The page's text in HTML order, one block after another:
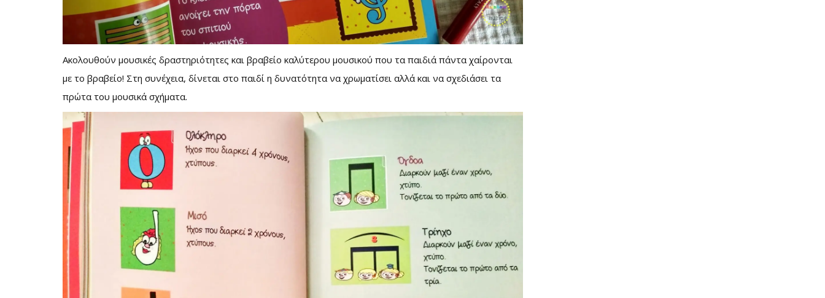
Ακολουθούν μουσικές δραστηριότητες και βραβείο καλύτερου μουσικού που τα παιδιά πάντα χαίρονται
με το βραβείο! Στη συνέχεια, δίνεται στο παιδί η δυνατότητα να χρωματίσει αλλά και να σχεδιάσει τα
πρώτα του μουσικά σχήματα.